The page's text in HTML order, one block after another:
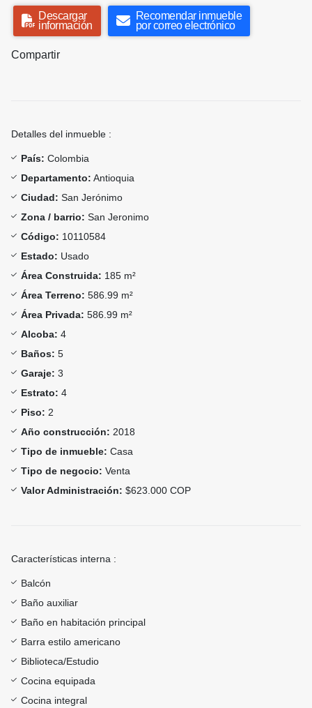
Descargar
información
Recomendar inmueble
por correo electrónico
Compartir
Detalles del inmueble :
País: Colombia
Departamento: Antioquia
Ciudad: San Jerónimo
Zona / barrio: San Jeronimo
Código: 10110584
Estado: Usado
Área Construida: 185 m²
Área Terreno: 586.99 m²
Área Privada: 586.99 m²
Alcoba: 4
Baños: 5
Garaje: 3
Estrato: 4
Piso: 2
Año construcción: 2018
Tipo de inmueble: Casa
Tipo de negocio: Venta
Valor Administración: $623.000 COP
Características interna :
Balcón
Baño auxiliar
Baño en habitación principal
Barra estilo americano
Biblioteca/Estudio
Cocina equipada
Cocina integral